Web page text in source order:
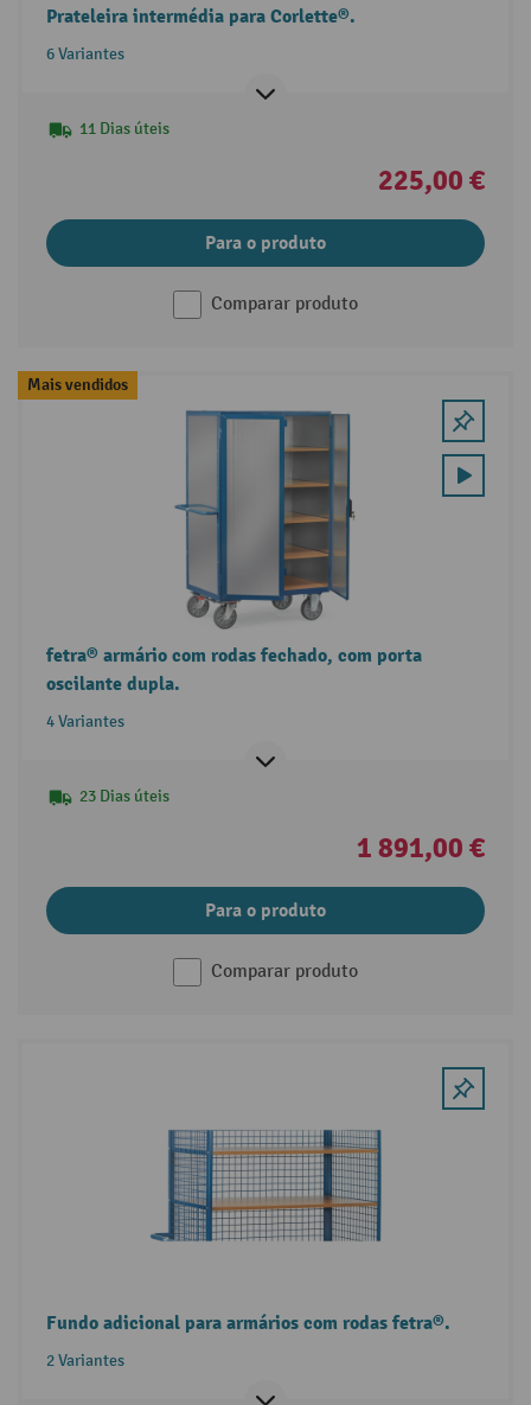
Prateleira intermédia para Corlette®.
6 Variantes
11 Dias úteis
225,00 €
Para o produto
Comparar produto
Mais vendidos
fetra® armário com rodas fechado, com porta
oscilante dupla.
4 Variantes
23 Dias úteis
1 891,00 €
Para o produto
Comparar produto
Fundo adicional para armários com rodas fetra®.
2 Variantes